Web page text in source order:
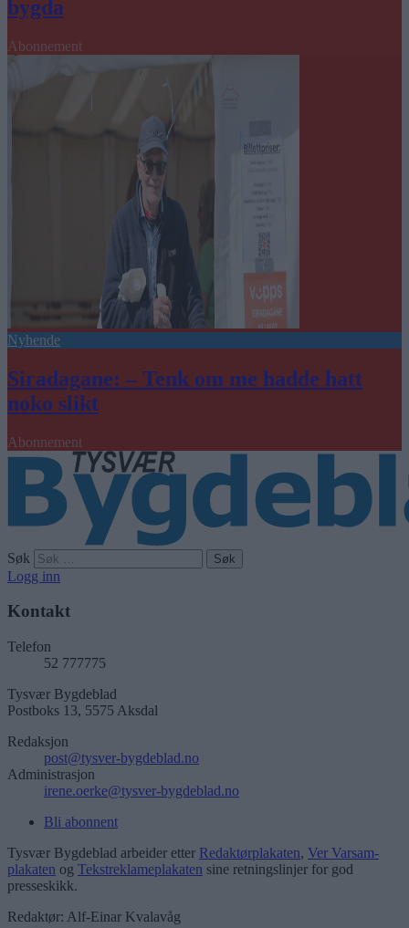
bygda
Abonnement
Nyhende
Siradagane: – Tenk om me hadde hatt
noko slikt
Abonnement
Søk
Logg inn
Kontakt
Telefon
52 777775
Tysvær Bygdeblad
Postboks 13, 5575 Aksdal
Redaksjon
post@tysver-bygdeblad.no
Administrasjon
irene.oerke@tysver-bygdeblad.no
Bli abonnent
Tysvær Bygdeblad arbeider etter Redaktørplakaten, Ver Varsam-
plakaten og Tekstreklameplakaten sine retningslinjer for god
presseskikk.
Redaktør: Alf-Einar Kvalavåg